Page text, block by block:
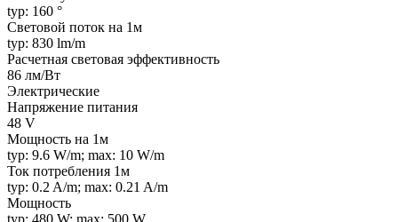
typ: 160 °
Световой поток на 1м
typ: 830 lm/m
Расчетная световая эффективность
86 лм/Вт
Электрические
Напряжение питания
48 V
Мощность на 1м
typ: 9.6 W/m; max: 10 W/m
Ток потребления 1м
typ: 0.2 A/m; max: 0.21 A/m
Мощность
typ: 480 W; max: 500 W